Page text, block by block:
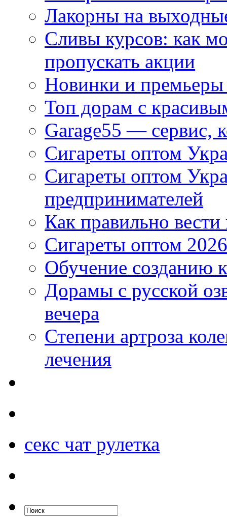
Лакорны на
Сливы курсов: как
пропускать акции
Новинки и
Топ дорам с
Garage55 — сервис,
Сигареты оптом
Сигареты оптом
предпринимателей
Как правильно
Сигареты оптом
Обучение созданию
Дорамы с русской
вечера
Степени артроза
лечения
секс чат рулетка